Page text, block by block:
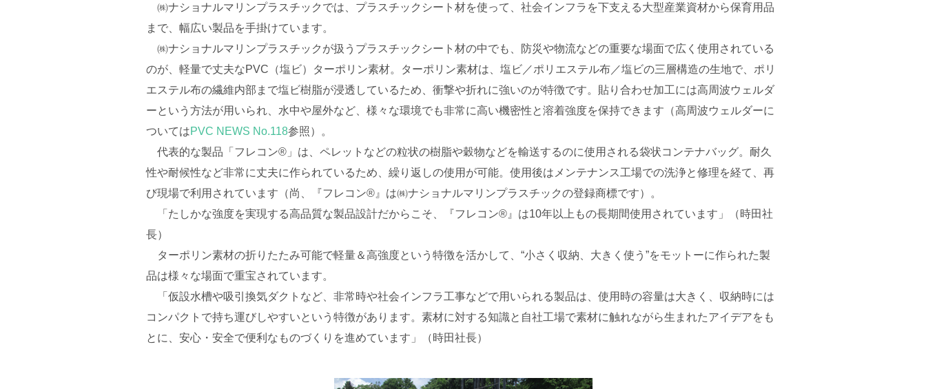
㈱ナショナルマリンプラスチックでは、プラスチックシート材を使って、社会インフラを下支える大型産業資材から保育用品
まで、幅広い製品を手掛けています。
㈱ナショナルマリンプラスチックが扱うプラスチックシート材の中でも、防災や物流などの重要な場面で広く使用されている
のが、軽量で丈夫なPVC（塩ビ）ターポリン素材。ターポリン素材は、塩ビ／ポリエステル布／塩ビの三層構造の生地で、ポリ
エステル布の繊維内部まで塩ビ樹脂が浸透しているため、衝撃や折れに強いのが特徴です。貼り合わせ加工には高周波ウェルダ
ーという方法が用いられ、水中や屋外など、様々な環境でも非常に高い機密性と溶着強度を保持できます（高周波ウェルダーに
ついてはPVC NEWS No.118参照）。
代表的な製品「フレコン®」は、ペレットなどの粒状の樹脂や穀物などを輸送するのに使用される袋状コンテナバッグ。耐久
性や耐候性など非常に丈夫に作られているため、繰り返しの使用が可能。使用後はメンテナンス工場での洗浄と修理を経て、再
び現場で利用されています（尚、『フレコン®』は㈱ナショナルマリンプラスチックの登録商標です）。
「たしかな強度を実現する高品質な製品設計だからこそ、『フレコン®』は10年以上もの長期間使用されています」（時田社
長）
ターポリン素材の折りたたみ可能で軽量＆高強度という特徴を活かして、“小さく収納、大きく使う”をモットーに作られた製
品は様々な場面で重宝されています。
「仮設水槽や吸引換気ダクトなど、非常時や社会インフラ工事などで用いられる製品は、使用時の容量は大きく、収納時には
コンパクトで持ち運びしやすいという特徴があります。素材に対する知識と自社工場で素材に触れながら生まれたアイデアをも
とに、安心・安全で便利なものづくりを進めています」（時田社長）